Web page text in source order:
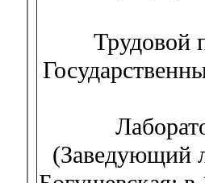
Трудовой
(Заведующий